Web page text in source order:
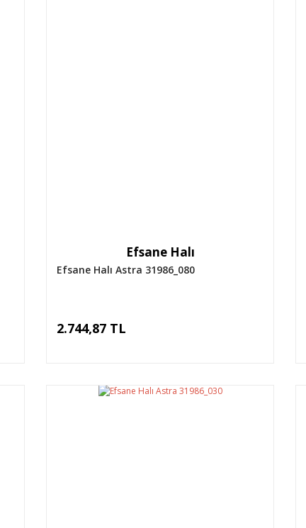
Efsane Halı
Efsane Halı Astra 31986_080
2.744,87 TL